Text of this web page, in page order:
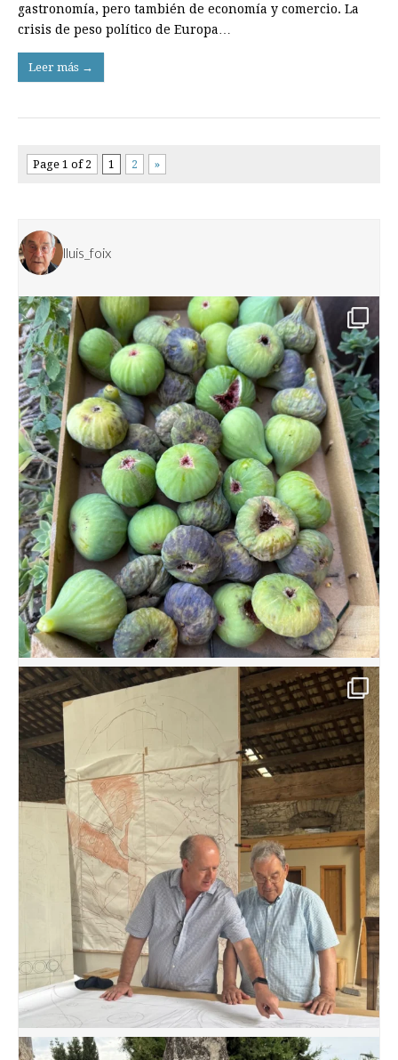
gastronomía, pero también de economía y comercio. La
crisis de peso político de Europa…
Leer más →
Page 1 of 2 1 2 »
lluis_foix